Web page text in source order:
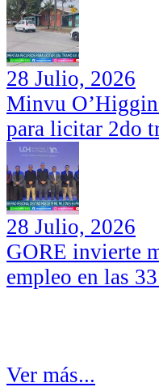
28 Julio, 2026
Minvu
para licitar 2do
28 Julio, 2026
GORE invierte
empleo en las
Ver más...